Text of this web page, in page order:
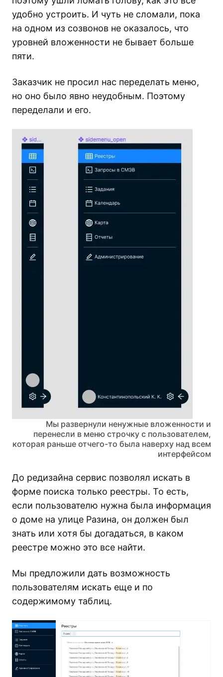
удобно устроить. И чуть не сломали, пока
на одном из созвонов не оказалось, что
уровней вложенности не бывает больше
пяти.
Заказчик не просил нас переделать меню,
но оно было явно неудобным. Поэтому
переделали и его.
Мы развернули ненужные вложенности и
перенесли в меню строчку с пользователем,
которая раньше отчего-то была наверху над всем
интерфейсом
До редизайна сервис позволял искать в
форме поиска только реестры. То есть,
если пользователю нужна была информация
о доме на улице Разина, он должен был
знать или хотя бы догадаться, в каком
реестре можно это все найти.
Мы предложили дать возможность
пользователям искать еще и по
содержимому таблиц.